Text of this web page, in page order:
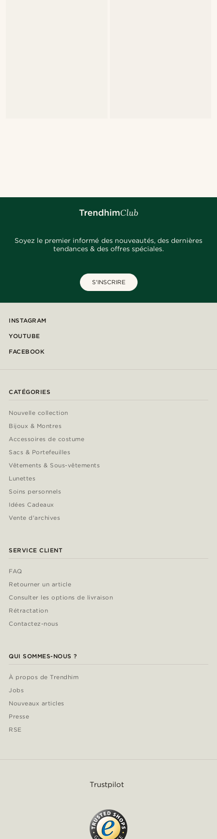
Soyez le premier informé des nouveautés, des dernières
tendances & des offres spéciales.
S'INSCRIRE
INSTAGRAM
YOUTUBE
FACEBOOK
CATÉGORIES
Nouvelle collection
Bijoux & Montres
Accessoires de costume
Sacs & Portefeuilles
Vêtements & Sous-vêtements
Lunettes
Soins personnels
Idées Cadeaux
Vente d'archives
SERVICE CLIENT
FAQ
Retourner un article
Consulter les options de livraison
Rétractation
Contactez-nous
QUI SOMMES-NOUS ?
À propos de Trendhim
Jobs
Nouveaux articles
Presse
RSE
Trustpilot